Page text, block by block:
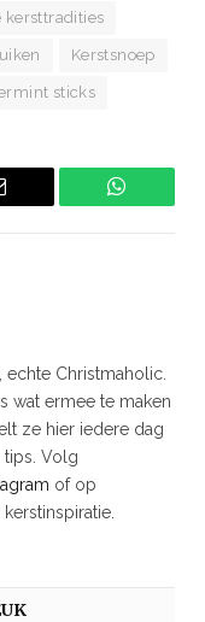
kersttradities
Kerstsnoep
sticks
echte Christmaholic.
wat ermee te maken
ze hier iedere dag
tips. Volg
of op